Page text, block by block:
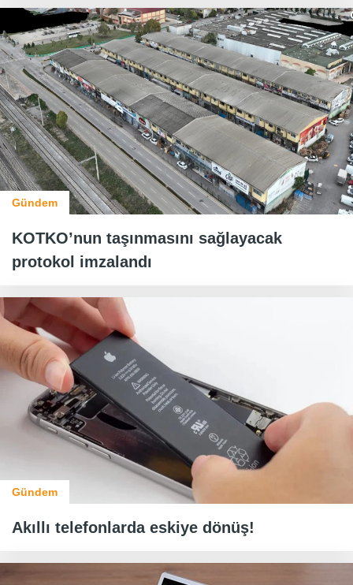
Gündem
KOTKO’nun taşınmasını sağlayacak
protokol imzalandı
Gündem
Akıllı telefonlarda eskiye dönüş!